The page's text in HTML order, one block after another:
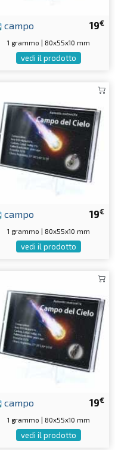
19€
campo
1 grammo | 80x55x10 mm
vedi il prodotto
19€
campo
1 grammo | 80x55x10 mm
vedi il prodotto
19€
campo
1 grammo | 80x55x10 mm
vedi il prodotto